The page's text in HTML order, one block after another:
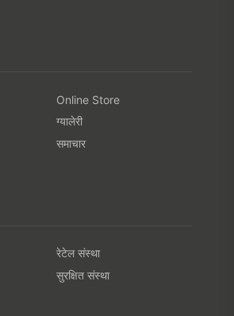
Online Store
ग्यालेरी
समाचार
रेटेल संस्था
सुरक्षित संस्था